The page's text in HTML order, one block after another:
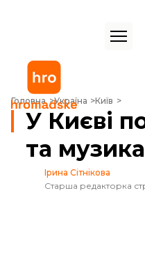
Головна Україна Київ
У Києві попрощалися з
У Києві
та
Ірина Сітнікова
Старша редакторка